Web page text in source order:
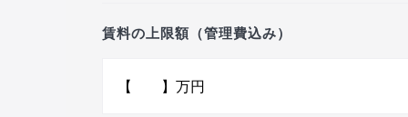
賃料の上限額（管理費込み）